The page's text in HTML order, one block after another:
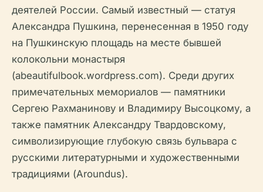
деятелей России. Самый известный — статуя
Александра Пушкина, перенесенная в 1950 году
на Пушкинскую площадь на месте бывшей
колокольни монастыря
(abeautifulbook.wordpress.com). Среди других
примечательных мемориалов — памятники
Сергею Рахманинову и Владимиру Высоцкому, а
также памятник Александру Твардовскому,
символизирующие глубокую связь бульвара с
русскими литературными и художественными
традициями (Aroundus).